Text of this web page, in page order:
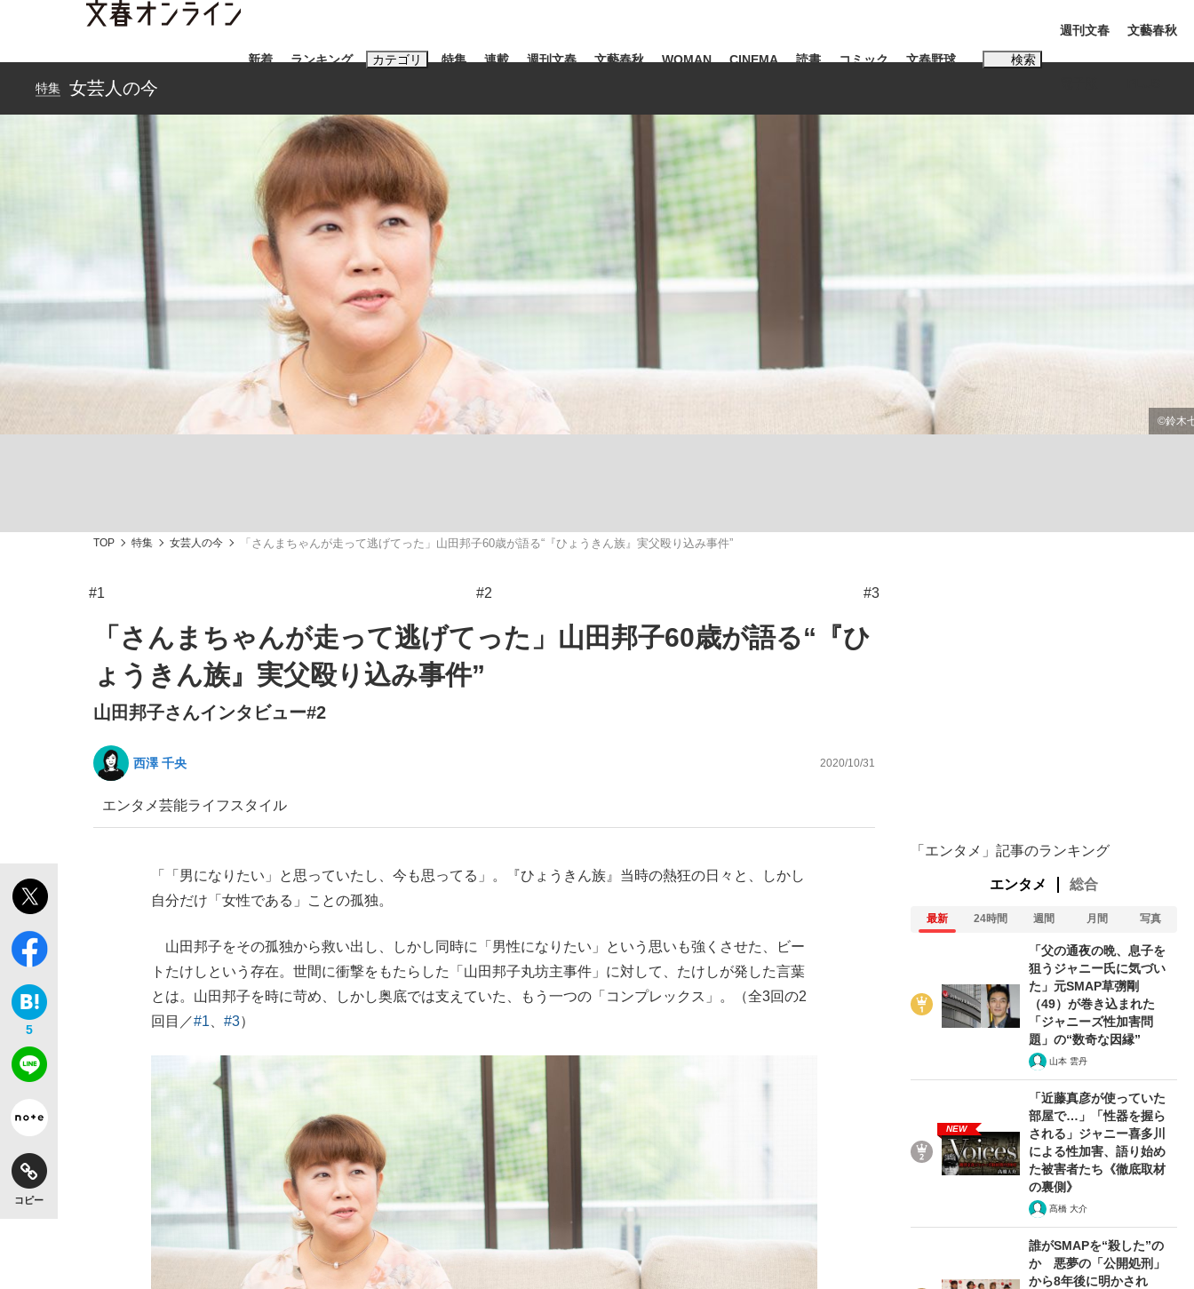
新着 ランキング カテゴリ
「90%は失敗する。でも…」本田圭佑が初めて明かした日本代表監督に...
特集
観る将棋、読む将棋
連載 週刊文春 文藝春秋 WOMAN CINEMA 読書 コミック 文春野球 検索
おすすめのキーワードタグ一覧
#藤田晋 #三山凌輝 #高市早苗 #城彰二 #内田有紀
#玉木雄一郎
#亀和田武
週刊文春 文藝春秋
特集 女芸人の今
TOP 特集 女芸人の今 「さんまちゃんが走って逃げてった」山田邦子60歳が語る“『ひょうきん族』実父殴り込み事件”
#1 #2 #3
「さんまちゃんが走って逃げてった」山田邦子60歳が語る“『ひ
ょうきん族』実父殴り込み事件”
山田邦子さんインタビュー#2
西澤 千央 2020/10/31
エンタメ芸能ライフスタイル
5
コピー
「「男になりたい」と思っていたし、今も思ってる」。『ひょうきん族』当時の熱狂の日々と、しかし
自分だけ「女性である」ことの孤独。
山田邦子をその孤独から救い出し、しかし同時に「男性になりたい」という思いも強くさせた、ビー
トたけしという存在。世間に衝撃をもたらした「山田邦子丸坊主事件」に対して、たけしが発した言葉
とは。山田邦子を時に苛め、しかし奥底では支えていた、もう一つの「コンプレックス」。（全3回の2
回目／#1 #3）
「エンタメ」記事のランキング
エンタメ 総合
最新 24時間 週間 月間 写真
「父の通夜の晩、息子を
狙うジャニー氏に気づい
た」元SMAP草彅剛
（49）が巻き込まれた
「ジャニーズ性加害問
題」の“数奇な因縁”
山本 雲丹
NEW
「近藤真彦が使っていた
部屋で…」「性器を握ら
される」ジャニー喜多川
による性加害、語り始め
た被害者たち《徹底取材
の裏側》
髙橋 大介
誰がSMAPを“殺した”の
か 悪夢の「公開処刑」
から8年後に明かされ